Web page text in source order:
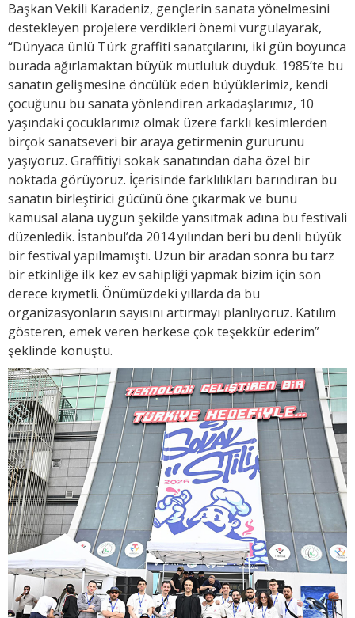
Başkan Vekili Karadeniz, gençlerin sanata yönelmesini
destekleyen projelere verdikleri önemi vurgulayarak,
“Dünyaca ünlü Türk graffiti sanatçılarını, iki gün boyunca
burada ağırlamaktan büyük mutluluk duyduk. 1985’te bu
sanatın gelişmesine öncülük eden büyüklerimiz, kendi
çocuğunu bu sanata yönlendiren arkadaşlarımız, 10
yaşındaki çocuklarımız olmak üzere farklı kesimlerden
birçok sanatseveri bir araya getirmenin gururunu
yaşıyoruz. Graffitiyi sokak sanatından daha özel bir
noktada görüyoruz. İçerisinde farklılıkları barındıran bu
sanatın birleştirici gücünü öne çıkarmak ve bunu
kamusal alana uygun şekilde yansıtmak adına bu festivali
düzenledik. İstanbul’da 2014 yılından beri bu denli büyük
bir festival yapılmamıştı. Uzun bir aradan sonra bu tarz
bir etkinliğe ilk kez ev sahipliği yapmak bizim için son
derece kıymetli. Önümüzdeki yıllarda da bu
organizasyonların sayısını artırmayı planlıyoruz. Katılım
gösteren, emek veren herkese çok teşekkür ederim”
şeklinde konuştu.